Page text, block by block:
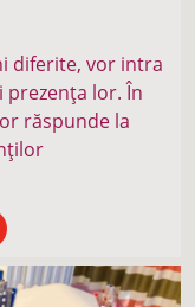
diferite, vor intra
prezența lor. În
răspunde la